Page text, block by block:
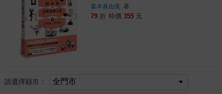
人＆小孩的音樂素養課，用漫畫幽默
開場，建立你的音樂史框架&常識
森本眞由美 著
79 折 特價 355 元
請選擇縣市：